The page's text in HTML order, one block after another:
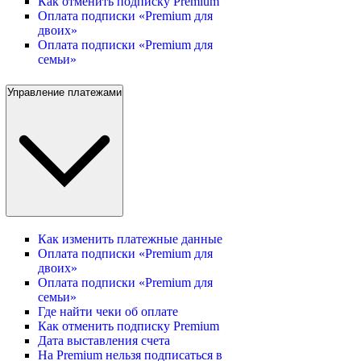
Оплата подписки «Premium для
двоих»
Оплата подписки «Premium для
семьи»
Управление платежами
Как изменить платежные данные
Оплата подписки «Premium для
двоих»
Оплата подписки «Premium для
семьи»
Где найти чеки об оплате
Как отменить подписку Premium
Дата выставления счета
На Premium нельзя подписаться в